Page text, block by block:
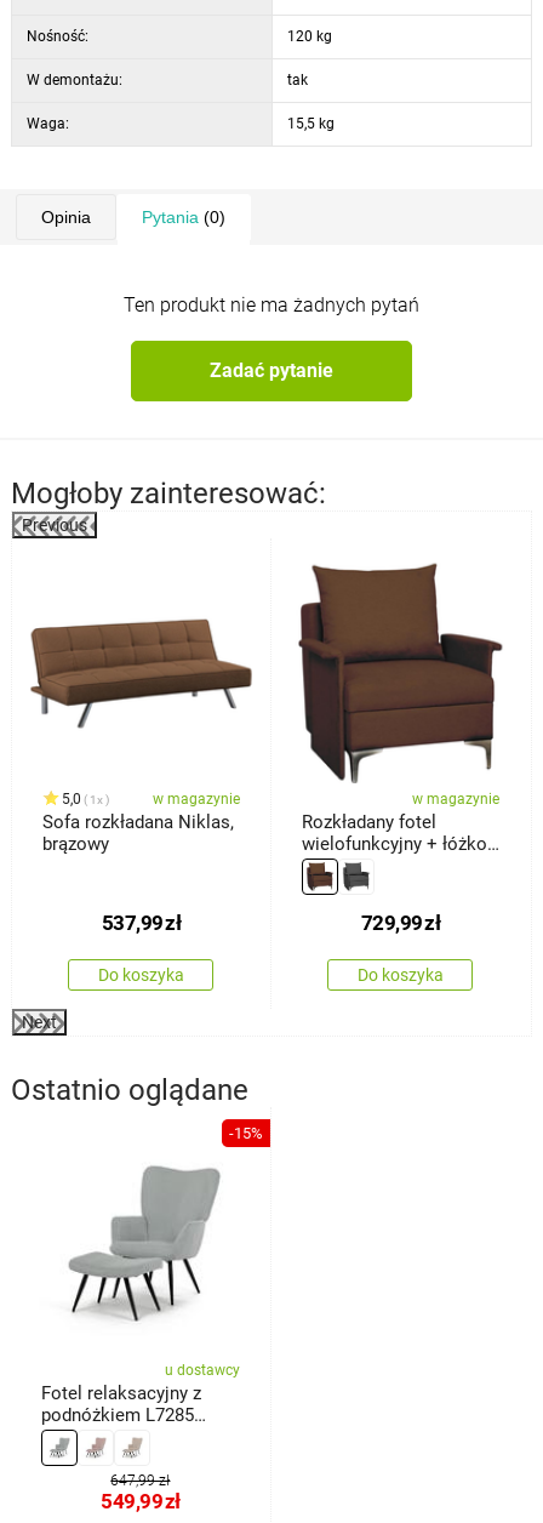
Nośność: 120 kg
W demontażu: tak
Waga: 15,5 kg
Opinia Pytania (0)
Ten produkt nie ma żadnych pytań
Zadać pytanie
Mogłoby zainteresować:
Previous
5,0 1x w magazynie
Sofa rozkładana Niklas,
brązowy
537,99zł
Do koszyka
w magazynie
Rozkładany fotel
wielofunkcyjny + łóżko
Baron, brązowy
729,99zł
Do koszyka
Next
Ostatnio oglądane
-15%
u dostawcy
Fotel relaksacyjny z
podnóżkiem L7285
BLUE6,niebieski
647,99 zł
549,99zł